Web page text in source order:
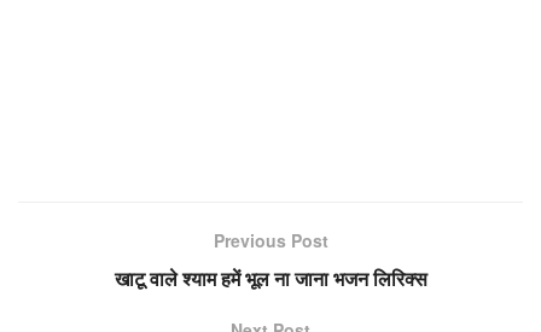
Previous Post
खाटू वाले श्याम हमें भूल ना जाना भजन लिरिक्स